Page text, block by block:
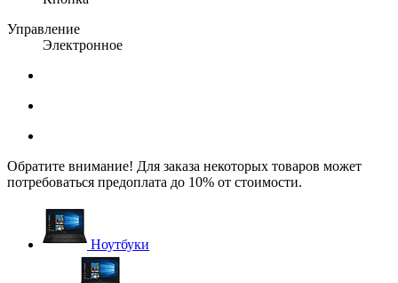
Управление
Электронное
Обратите внимание! Для заказа некоторых товаров может
потребоваться предоплата до 10% от стоимости.
Ноутбуки